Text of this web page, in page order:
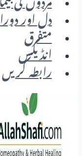
مردوں کی
دل اور
متفرق
انڈیکس
رابطہ کریں